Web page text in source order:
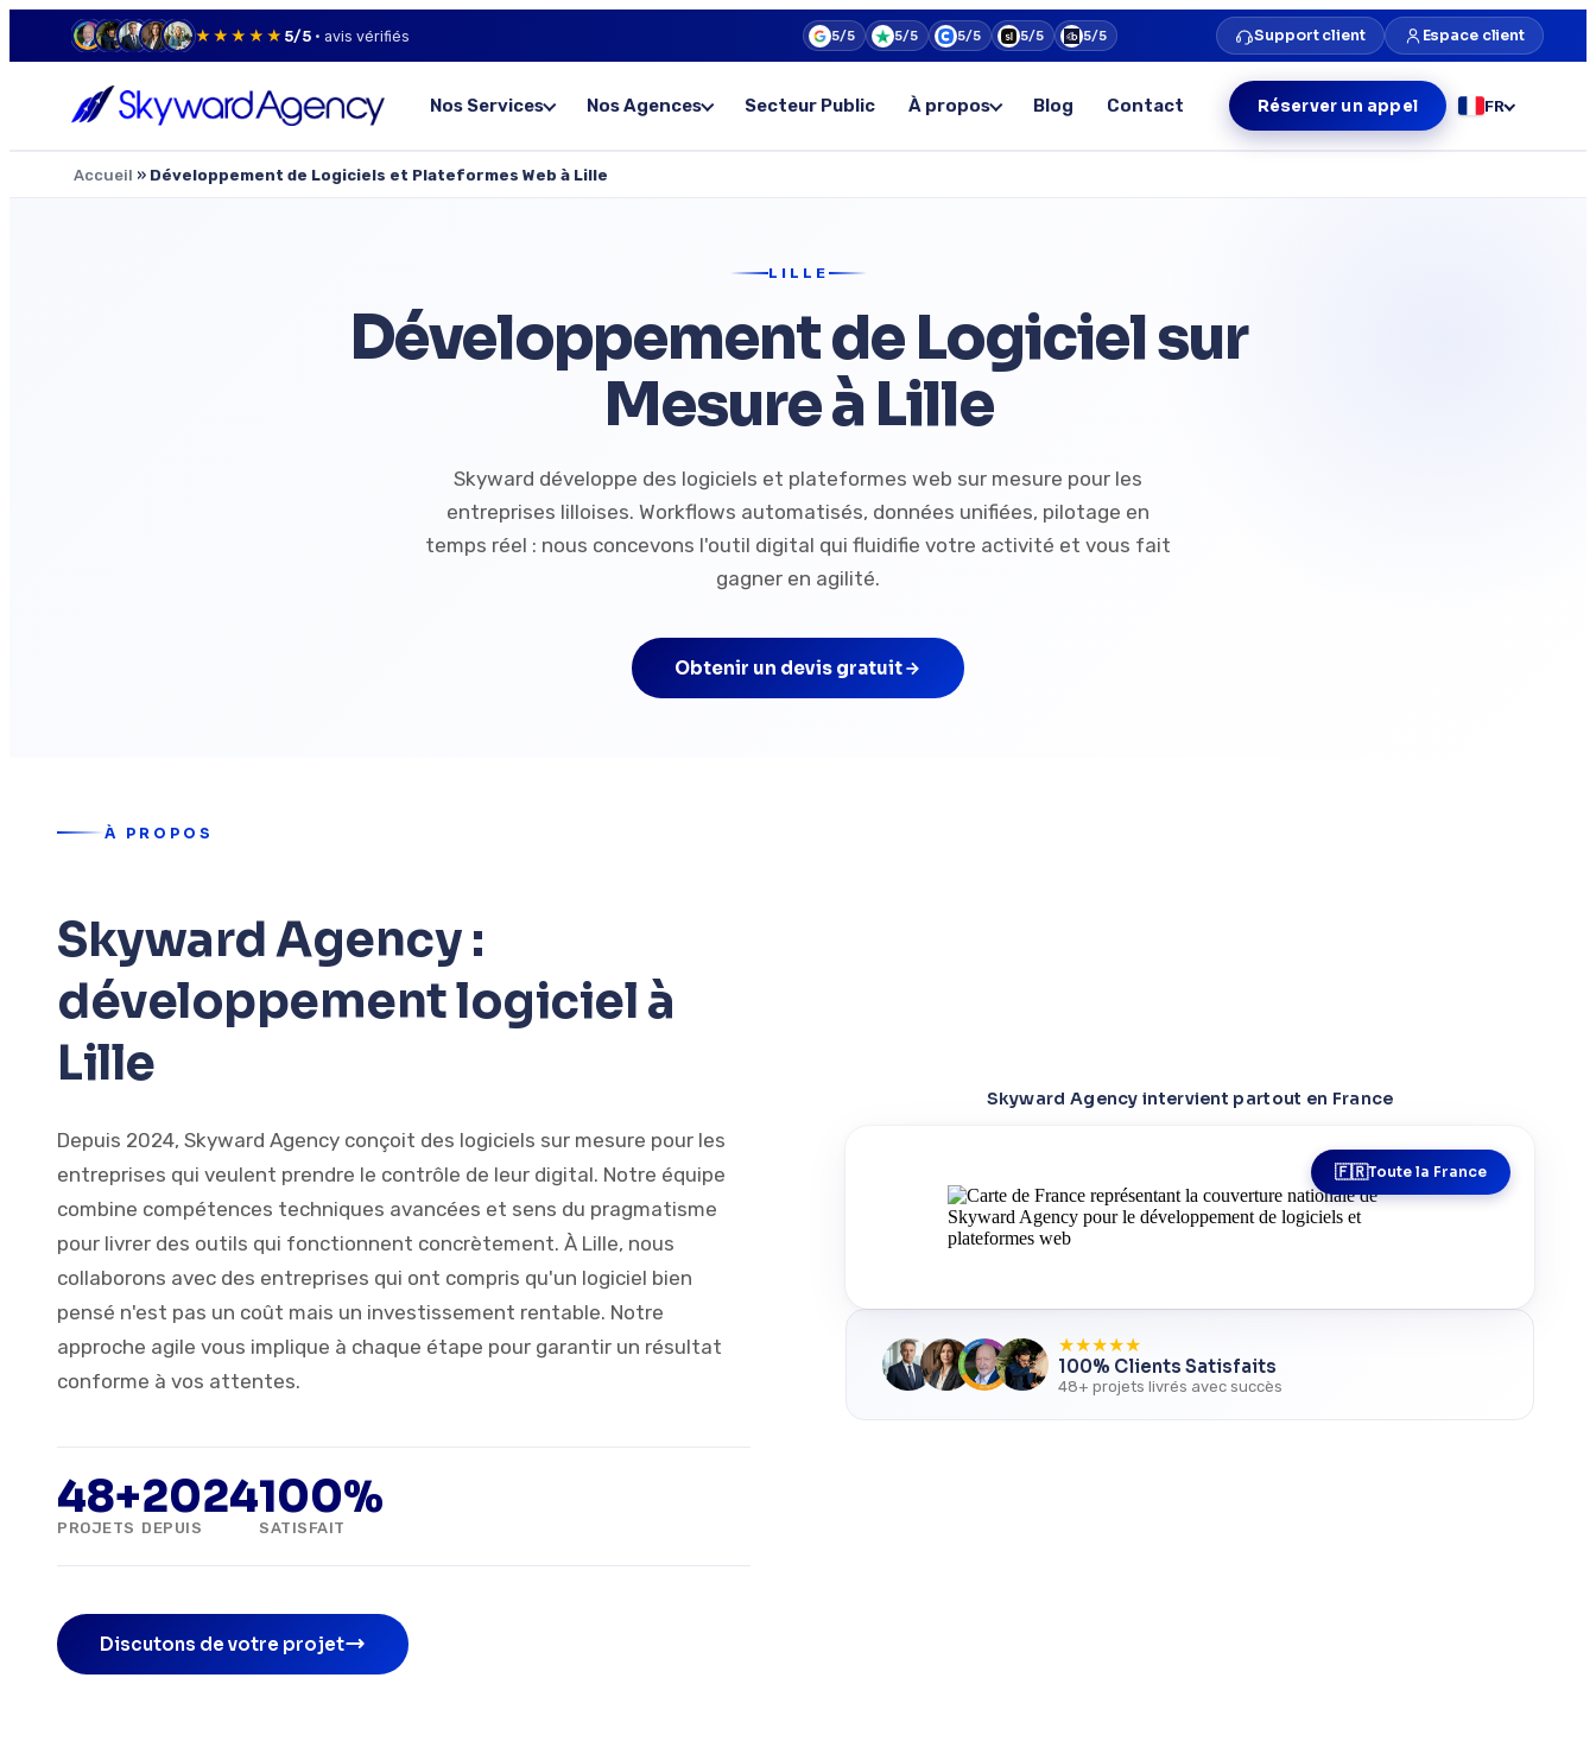
★★★★★ 5/5 · avis vérifiés 5/5 5/5 5/5 5/5 5/5 Support client Espace client
Nos Services Nos Agences Secteur Public À propos Blog Contact Réserver un appel FR
Accueil » Développement de Logiciels et Plateformes Web à Lille
LILLE
Développement de Logiciel sur
Mesure à Lille
Skyward développe des logiciels et plateformes web sur mesure pour les
entreprises lilloises. Workflows automatisés, données unifiées, pilotage en
temps réel : nous concevons l'outil digital qui fluidifie votre activité et vous fait
gagner en agilité.
Obtenir un devis gratuit
À PROPOS
Skyward Agency :
développement logiciel à
Lille
Depuis 2024, Skyward Agency conçoit des logiciels sur mesure pour les
entreprises qui veulent prendre le contrôle de leur digital. Notre équipe
combine compétences techniques avancées et sens du pragmatisme
pour livrer des outils qui fonctionnent concrètement. À Lille, nous
collaborons avec des entreprises qui ont compris qu'un logiciel bien
pensé n'est pas un coût mais un investissement rentable. Notre
approche agile vous implique à chaque étape pour garantir un résultat
conforme à vos attentes.
48+
PROJETS
2024
DEPUIS
100%
SATISFAIT
Discutons de votre projet
Skyward Agency intervient partout en France
Toute la France
★★★★★
100% Clients Satisfaits
48+ projets livrés avec succès